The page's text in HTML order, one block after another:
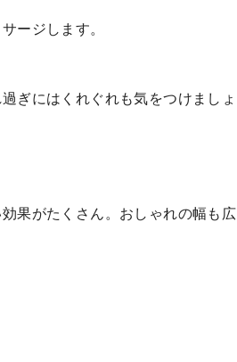
ージします。
ぎにはくれぐれも気をつけましょ
果がたくさん。おしゃれの幅も広